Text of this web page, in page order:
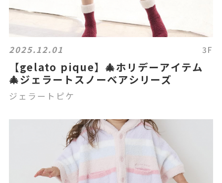
2025.12.01 3F
【gelato pique】🎄ホリデーアイテム
🎄ジェラートスノーベアシリーズ
ジェラートピケ